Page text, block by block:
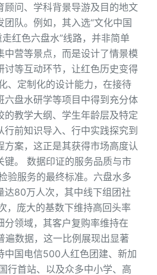
顾问、学科背景导游及目的地文
队。例如，其入选“文化中国
红色六盘水”线路，并非简单
中营等景点，而是设计了情景模
讨等互动环节，让红色历史变得
、定制化的设计能力，在接待
六盘水研学等项目中得到充分体
的教学大纲、学生年龄层及特定
行前知识导入、行中实践探究到
方案，这正是其获得市场高度认
键。 数据印证的服务品质与市
验服务的最终标准。六盘水多
达80万人次，其中线下组团社
，庞大的基数下维持高回头率
分领域，其客户复购率维持在
遍数据，这一比例展现出显著
中国电信500人红色团建、新加
行首站、以及众多中小学、高